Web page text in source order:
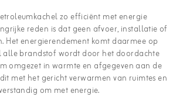
zo efficiënt met energie
reden is dat geen afvoer, installatie of
Het energierendement komt daarmee op
alle brandstof wordt door het doordachte
omgezet in warmte en afgegeven aan de
met het gericht verwarmen van ruimtes en
om met energie.